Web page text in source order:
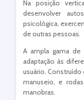
Na posição
desenvolver
psicológica,
de outras pessoas.
A ampla gama
adaptação às
usuário.
manuseio, e
manobras.